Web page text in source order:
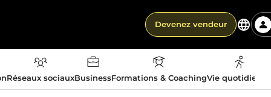
Devenez vendeur
Réseaux sociauxBusinessFormations & CoachingVie